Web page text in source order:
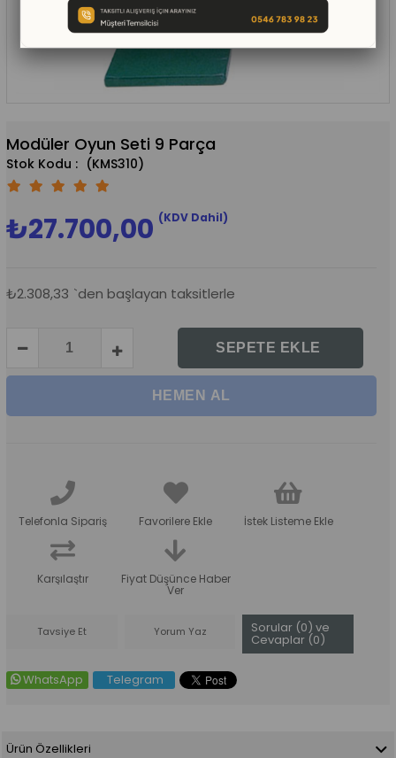
Modüler Oyun Seti 9 Parça
(KMS310)
₺27.700,00 (KDV Dahil)
₺2.308,33 `den başlayan taksitlerle
Telefonla Sipariş Favorilere Ekle İstek Listeme Ekle
Karşılaştır Fiyat Düşünce Haber
Ver
Tavsiye Et Yorum Yaz Sorular (0) ve
Cevaplar (0)
WhatsApp Telegram
Ürün Özellikleri